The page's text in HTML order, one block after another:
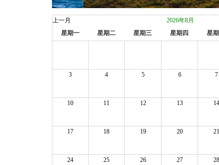
上一月 2026年8月
星期一
星期二 星期三 星期四 星
3 4 5 6 7
10 11 12 13 14
17 18 19 20 21
24 25 26 27 28